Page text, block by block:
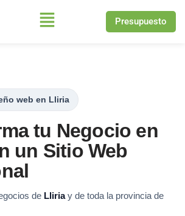
Presupuesto
web en Lliria
tu Negocio en
un Sitio Web
de Lliriay de toda la provincia de